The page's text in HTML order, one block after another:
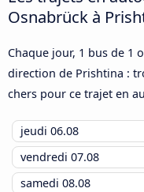
Osnabrück à
Chaque jour, 1 bus de 1
direction de Prishtina :
chers pour ce trajet en
jeudi 06.08
vendredi 07.08
samedi 08.08